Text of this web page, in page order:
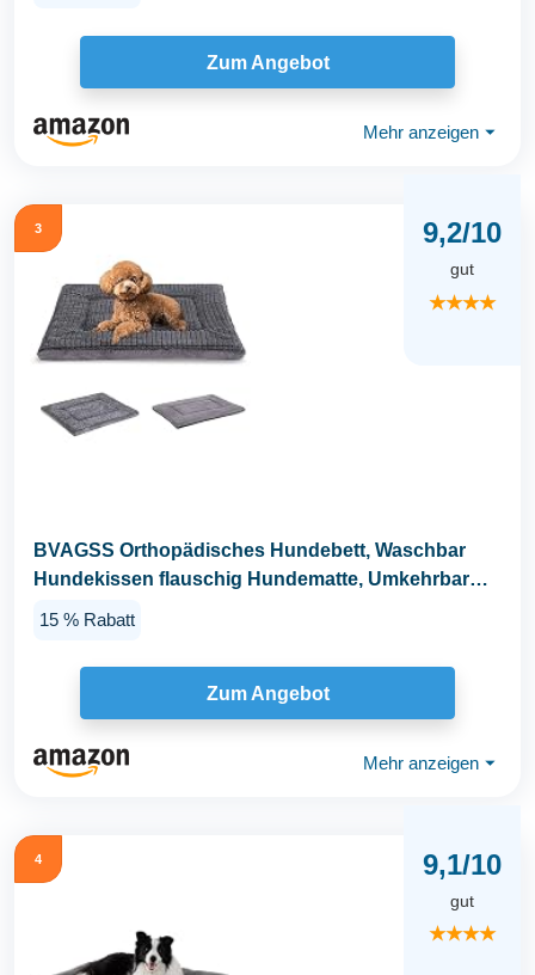
Zum Angebot
Mehr anzeigen ⏷
3 9,2/10
gut
★★★★
BVAGSS Orthopädisches Hundebett, Waschbar
Hundekissen flauschig Hundematte, Umkehrbar
15 % Rabatt
Zum Angebot
Mehr anzeigen ⏷
4 9,1/10
gut
★★★★